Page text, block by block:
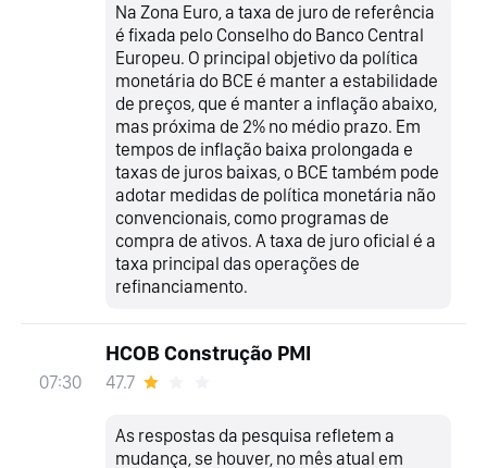
Na Zona Euro, a taxa de juro de referência
é fixada pelo Conselho do Banco Central
Europeu. O principal objetivo da política
monetária do BCE é manter a estabilidade
de preços, que é manter a inflação abaixo,
mas próxima de 2% no médio prazo. Em
tempos de inflação baixa prolongada e
taxas de juros baixas, o BCE também pode
adotar medidas de política monetária não
convencionais, como programas de
compra de ativos. A taxa de juro oficial é a
taxa principal das operações de
refinanciamento.
07:30
HCOB Construção PMI
47.7
As respostas da pesquisa refletem a
mudança, se houver, no mês atual em